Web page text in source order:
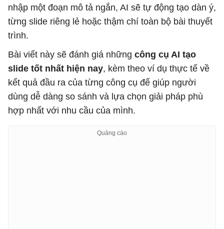
nhập một đoạn mô tả ngắn, AI sẽ tự động tạo dàn ý,
từng slide riêng lẻ hoặc thậm chí toàn bộ bài thuyết
trình.
Bài viết này sẽ đánh giá những công cụ AI tạo
slide tốt nhất hiện nay, kèm theo ví dụ thực tế về
kết quả đầu ra của từng công cụ để giúp người
dùng dễ dàng so sánh và lựa chọn giải pháp phù
hợp nhất với nhu cầu của mình.